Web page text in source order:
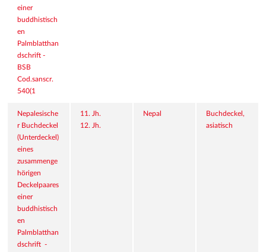
einer
buddhistisch
en
Palmblatthan
dschrift -
BSB
Cod.sanscr.
540(1
Nepalesische
r Buchdeckel
(Unterdeckel)
eines
zusammenge
hörigen
Deckelpaares
einer
buddhistisch
en
Palmblatthan
dschrift  -
11. Jh.
12. Jh.
Nepal
Buchdeckel,
asiatisch